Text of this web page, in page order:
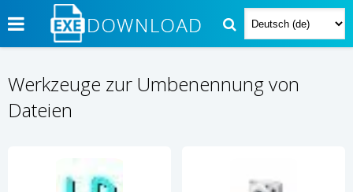
Werkzeuge zur Umbenennung von
Dateien